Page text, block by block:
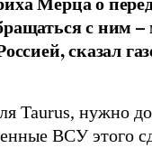
с ним
сказал
Taurus, нужно
ВСУ этого